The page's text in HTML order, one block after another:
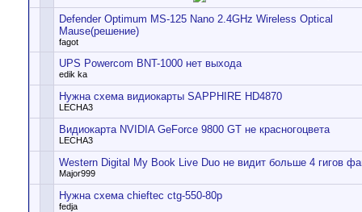
Defender Optimum MS-125 Nano 2.4GHz Wireless Optical
Mause(решение)
fagot
UPS Powercom BNT-1000 нет выхода
edik ka
Нужна схема видиокарты SAPPHIRE HD4870
LECHA3
Видиокарта NVIDIA GeForce 9800 GT не красногоцвета
LECHA3
Western Digital My Book Live Duo не видит больше 4 гигов
Major999
Нужна схема chieftec ctg-550-80p
fedja